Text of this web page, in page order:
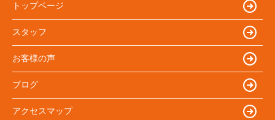
トップページ
スタッフ
お客様の声
ブログ
アクセスマップ